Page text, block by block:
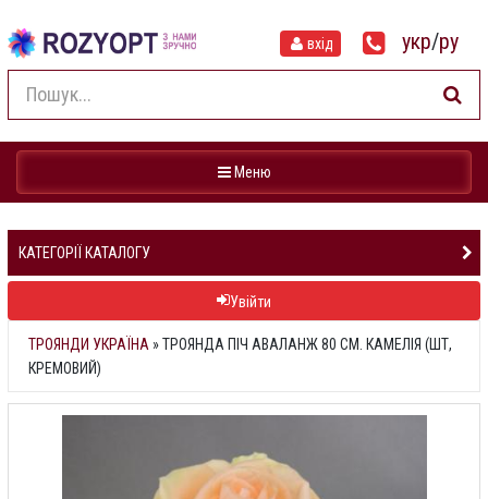
вхід укр/ру
Навігація
Меню
КАТЕГОРІЇ КАТАЛОГУ
Увійти
ТРОЯНДИ УКРАЇНА »ТРОЯНДА ПІЧ АВАЛАНЖ 80 СМ. КАМЕЛІЯ (ШТ,
КРЕМОВИЙ)